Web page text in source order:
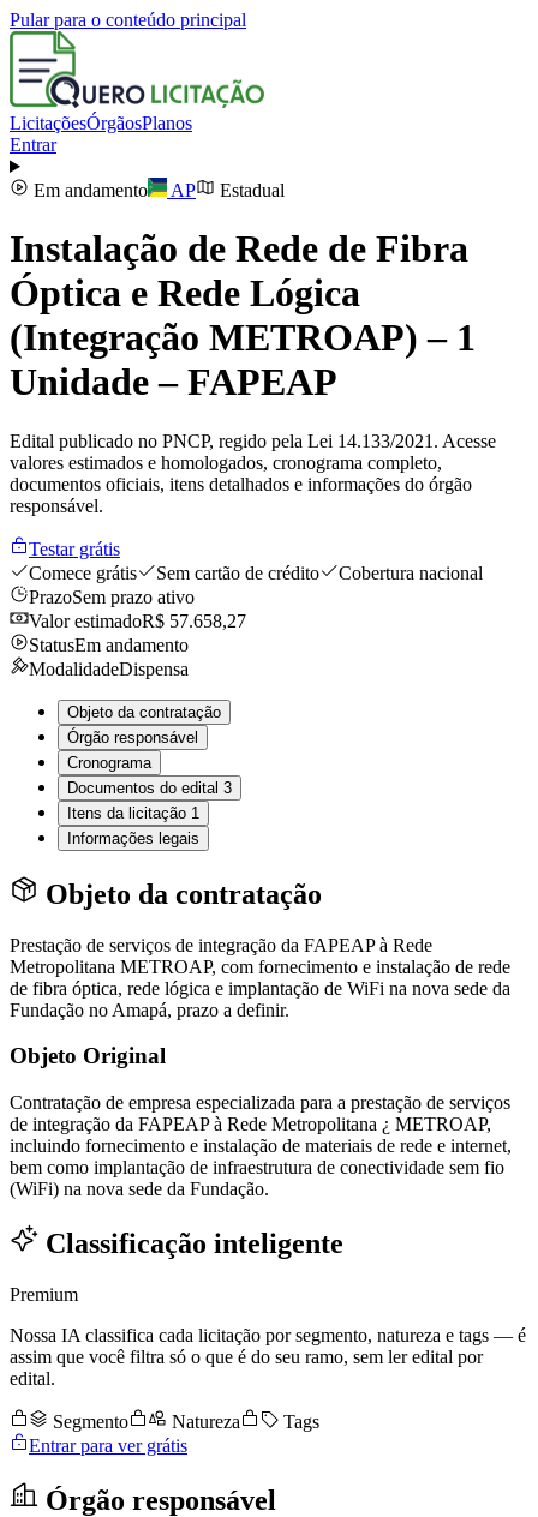
Pular para o conteúdo principal
LicitaçõesÓrgãosPlanos
Entrar
Em andamento AP Estadual
Instalação de Rede de Fibra
Óptica e Rede Lógica
(Integração METROAP) – 1
Unidade – FAPEAP
Edital publicado no PNCP, regido pela Lei 14.133/2021. Acesse
valores estimados e homologados, cronograma completo,
documentos oficiais, itens detalhados e informações do órgão
responsável.
Testar grátis
Comece grátis
Sem cartão de crédito
Cobertura nacional
PrazoSem prazo ativo
Valor estimadoR$ 57.658,27
StatusEm andamento
ModalidadeDispensa
Objeto da contratação
Órgão responsável
Cronograma
Documentos do edital 3
Itens da licitação 1
Informações legais
Objeto da contratação
Prestação de serviços de integração da FAPEAP à Rede
Metropolitana METROAP, com fornecimento e instalação de rede
de fibra óptica, rede lógica e implantação de WiFi na nova sede da
Fundação no Amapá, prazo a definir.
Objeto Original
Contratação de empresa especializada para a prestação de serviços
de integração da FAPEAP à Rede Metropolitana ¿ METROAP,
incluindo fornecimento e instalação de materiais de rede e internet,
bem como implantação de infraestrutura de conectividade sem fio
(WiFi) na nova sede da Fundação.
Classificação inteligente
Premium
Nossa IA classifica cada licitação por segmento, natureza e tags — é
assim que você filtra só o que é do seu ramo, sem ler edital por
edital.
Segmento Natureza
Tags
Entrar para ver grátis
Órgão responsável